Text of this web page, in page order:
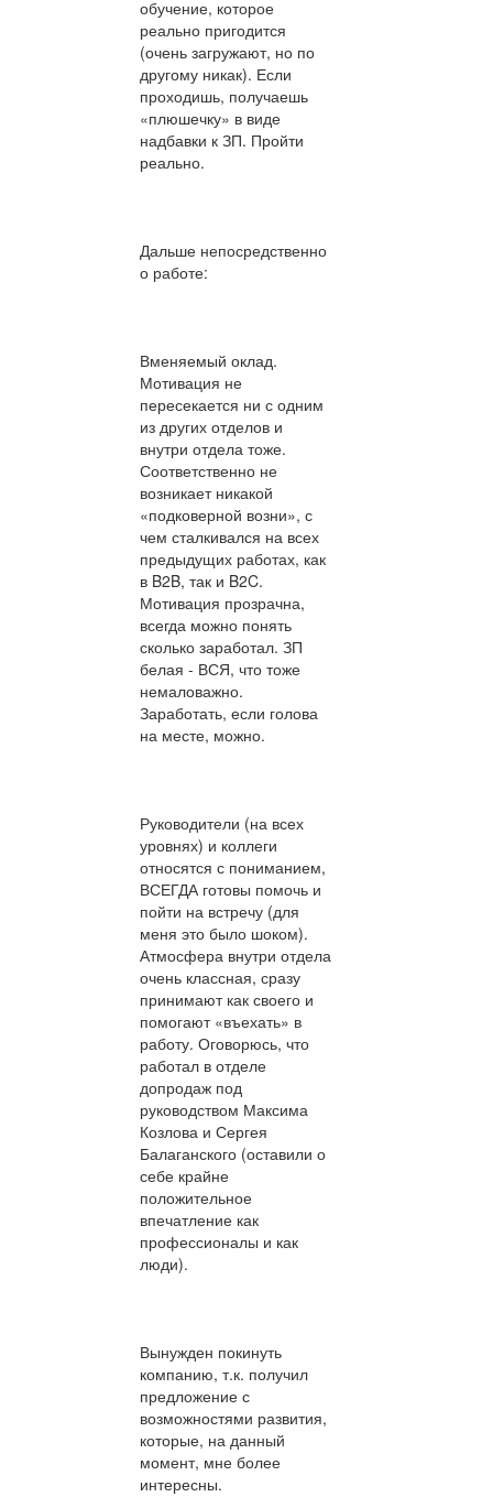
обучение, которое
реально пригодится
(очень загружают, но по
другому никак). Если
проходишь, получаешь
«плюшечку» в виде
надбавки к ЗП. Пройти
реально.
Дальше непосредственно
о работе:
Вменяемый оклад.
Мотивация не
пересекается ни с одним
из других отделов и
внутри отдела тоже.
Соответственно не
возникает никакой
«подковерной возни», с
чем сталкивался на всех
предыдущих работах, как
в B2B, так и B2C.
Мотивация прозрачна,
всегда можно понять
сколько заработал. ЗП
белая - ВСЯ, что тоже
немаловажно.
Заработать, если голова
на месте, можно.
Руководители (на всех
уровнях) и коллеги
относятся с пониманием,
ВСЕГДА готовы помочь и
пойти на встречу (для
меня это было шоком).
Атмосфера внутри отдела
очень классная, сразу
принимают как своего и
помогают «въехать» в
работу. Оговорюсь, что
работал в отделе
допродаж под
руководством Максима
Козлова и Сергея
Балаганского (оставили о
себе крайне
положительное
впечатление как
профессионалы и как
люди).
Вынужден покинуть
компанию, т.к. получил
предложение с
возможностями развития,
которые, на данный
момент, мне более
интересны.